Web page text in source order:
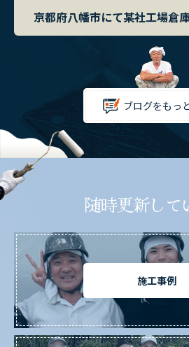
京都府八幡市にて某社工場倉
ブログをもっ
随時更新して
施工事例